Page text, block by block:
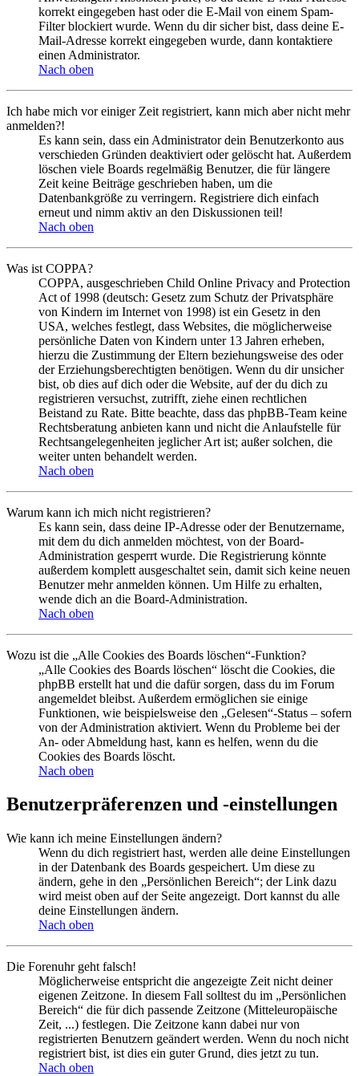
korrekt eingegeben hast oder die E-Mail von einem Spam-
Filter blockiert wurde. Wenn du dir sicher bist, dass deine E-
Mail-Adresse korrekt eingegeben wurde, dann kontaktiere
einen Administrator.
Nach oben
Ich habe mich vor einiger Zeit registriert, kann mich aber nicht mehr
anmelden?!
Es kann sein, dass ein Administrator dein Benutzerkonto aus
verschieden Gründen deaktiviert oder gelöscht hat. Außerdem
löschen viele Boards regelmäßig Benutzer, die für längere
Zeit keine Beiträge geschrieben haben, um die
Datenbankgröße zu verringern. Registriere dich einfach
erneut und nimm aktiv an den Diskussionen teil!
Nach oben
Was ist COPPA?
COPPA, ausgeschrieben Child Online Privacy and Protection
Act of 1998 (deutsch: Gesetz zum Schutz der Privatsphäre
von Kindern im Internet von 1998) ist ein Gesetz in den
USA, welches festlegt, dass Websites, die möglicherweise
persönliche Daten von Kindern unter 13 Jahren erheben,
hierzu die Zustimmung der Eltern beziehungsweise des oder
der Erziehungsberechtigten benötigen. Wenn du dir unsicher
bist, ob dies auf dich oder die Website, auf der du dich zu
registrieren versuchst, zutrifft, ziehe einen rechtlichen
Beistand zu Rate. Bitte beachte, dass das phpBB-Team keine
Rechtsberatung anbieten kann und nicht die Anlaufstelle für
Rechtsangelegenheiten jeglicher Art ist; außer solchen, die
weiter unten behandelt werden.
Nach oben
Warum kann ich mich nicht registrieren?
Es kann sein, dass deine IP-Adresse oder der Benutzername,
mit dem du dich anmelden möchtest, von der Board-
Administration gesperrt wurde. Die Registrierung könnte
außerdem komplett ausgeschaltet sein, damit sich keine neuen
Benutzer mehr anmelden können. Um Hilfe zu erhalten,
wende dich an die Board-Administration.
Nach oben
Wozu ist die „Alle Cookies des Boards löschen“-Funktion?
„Alle Cookies des Boards löschen“ löscht die Cookies, die
phpBB erstellt hat und die dafür sorgen, dass du im Forum
angemeldet bleibst. Außerdem ermöglichen sie einige
Funktionen, wie beispielsweise den „Gelesen“-Status – sofern
von der Administration aktiviert. Wenn du Probleme bei der
An- oder Abmeldung hast, kann es helfen, wenn du die
Cookies des Boards löscht.
Nach oben
Benutzerpräferenzen und -einstellungen
Wie kann ich meine Einstellungen ändern?
Wenn du dich registriert hast, werden alle deine Einstellungen
in der Datenbank des Boards gespeichert. Um diese zu
ändern, gehe in den „Persönlichen Bereich“; der Link dazu
wird meist oben auf der Seite angezeigt. Dort kannst du alle
deine Einstellungen ändern.
Nach oben
Die Forenuhr geht falsch!
Möglicherweise entspricht die angezeigte Zeit nicht deiner
eigenen Zeitzone. In diesem Fall solltest du im „Persönlichen
Bereich“ die für dich passende Zeitzone (Mitteleuropäische
Zeit, ...) festlegen. Die Zeitzone kann dabei nur von
registrierten Benutzern geändert werden. Wenn du noch nicht
registriert bist, ist dies ein guter Grund, dies jetzt zu tun.
Nach oben